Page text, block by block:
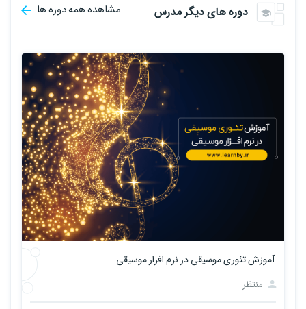
دوره های دیگر مدرس مشاهده همه دوره ها
آموزش تئوری موسیقی در نرم افزار موسیقی
منتظر